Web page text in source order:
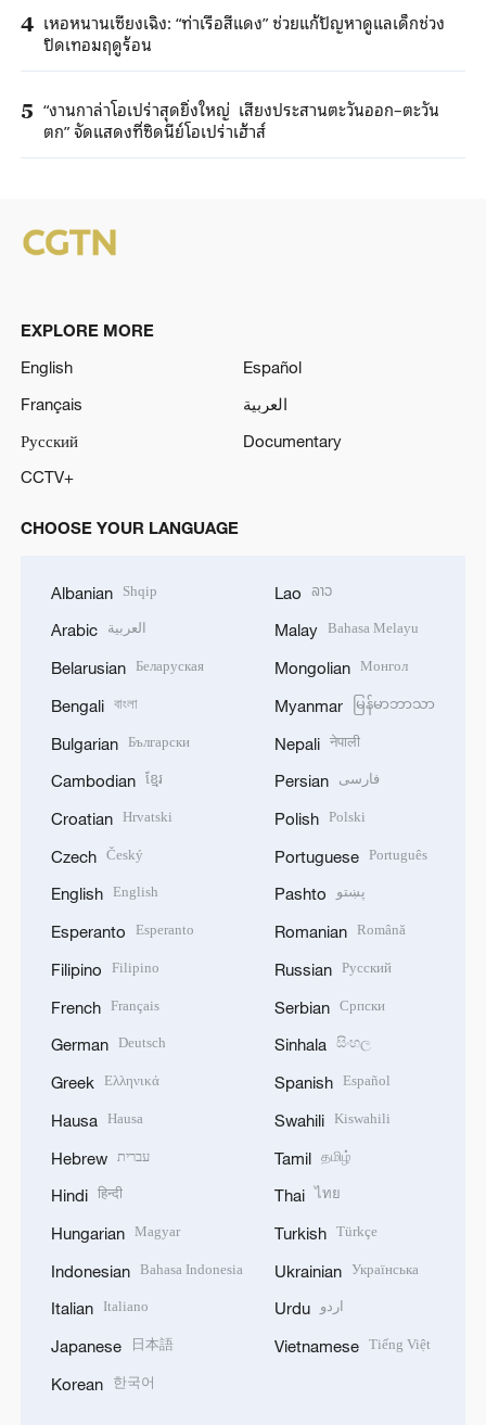
4 เหอหนานเซียงเฉิง: “ท่าเรือสีแดง” ช่วยแก้ปัญหาดูแลเด็กช่วง
ปิดเทอมฤดูร้อน
5 “งานกาล่าโอเปร่าสุดยิ่งใหญ่ เสียงประสานตะวันออก–ตะวัน
ตก” จัดแสดงที่ซิดนีย์โอเปร่าเฮ้าส์
EXPLORE MORE
English
Español
Français
العربية
Русский
Documentary
CCTV+
CHOOSE YOUR LANGUAGE
Albanian Shqip
Arabic العربية
Belarusian Беларуская
Bengali বাংলা
Bulgarian Български
Cambodian ខ្មែរ
Croatian Hrvatski
Czech Český
English English
Esperanto Esperanto
Filipino Filipino
French Français
German Deutsch
Greek Ελληνικά
Hausa Hausa
Hebrew עברית
Hindi हिन्दी
Hungarian Magyar
Indonesian Bahasa Indonesia
Italian Italiano
Japanese 日本語
Korean 한국어
Lao ລາວ
Malay Bahasa Melayu
Mongolian Монгол
Myanmar မြန်မာဘာသာ
Nepali नेपाली
Persian فارسی
Polish Polski
Portuguese Português
Pashto پښتو
Romanian Română
Russian Русский
Serbian Српски
Sinhala සිංහල
Spanish Español
Swahili Kiswahili
Tamil தமிழ்
Thai ไทย
Turkish Türkçe
Ukrainian Українська
Urdu اردو
Vietnamese Tiếng Việt